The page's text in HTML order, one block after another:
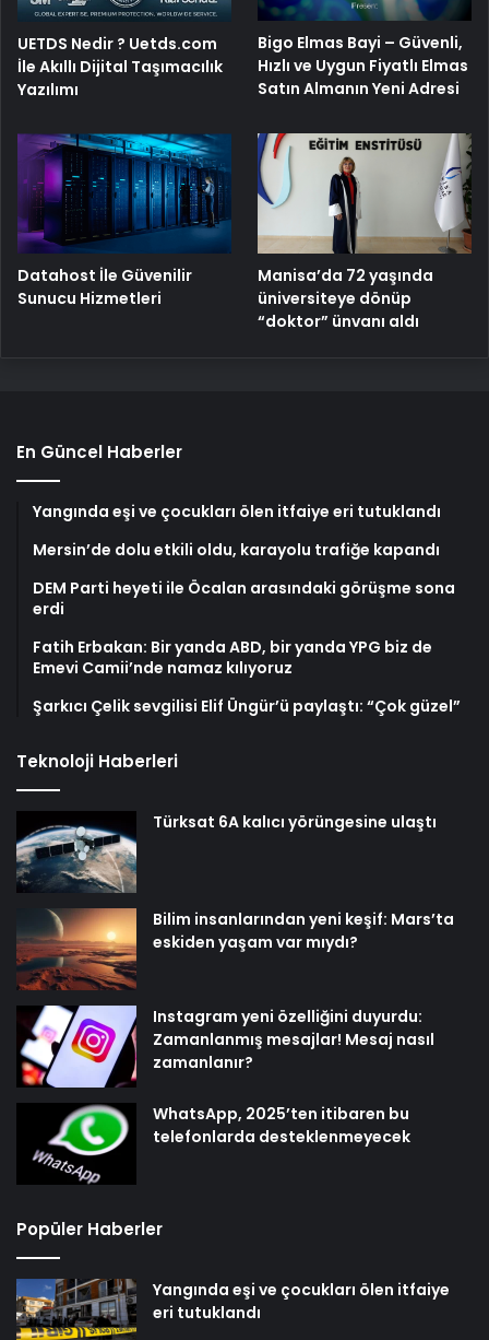
UETDS Nedir ? Uetds.com
İle Akıllı Dijital Taşımacılık
Yazılımı
Bigo Elmas Bayi – Güvenli,
Hızlı ve Uygun Fiyatlı Elmas
Satın Almanın Yeni Adresi
Datahost İle Güvenilir
Sunucu Hizmetleri
Manisa’da 72 yaşında
üniversiteye dönüp
“doktor” ünvanı aldı
En Güncel Haberler
Yangında eşi ve çocukları ölen itfaiye eri tutuklandı
Mersin’de dolu etkili oldu, karayolu trafiğe kapandı
DEM Parti heyeti ile Öcalan arasındaki görüşme sona
erdi
Fatih Erbakan: Bir yanda ABD, bir yanda YPG biz de
Emevi Camii’nde namaz kılıyoruz
Şarkıcı Çelik sevgilisi Elif Üngür’ü paylaştı: “Çok güzel”
Teknoloji Haberleri
Türksat 6A kalıcı yörüngesine ulaştı
Bilim insanlarından yeni keşif: Mars’ta
eskiden yaşam var mıydı?
Instagram yeni özelliğini duyurdu:
Zamanlanmış mesajlar! Mesaj nasıl
zamanlanır?
WhatsApp, 2025’ten itibaren bu
telefonlarda desteklenmeyecek
Popüler Haberler
Yangında eşi ve çocukları ölen itfaiye
eri tutuklandı